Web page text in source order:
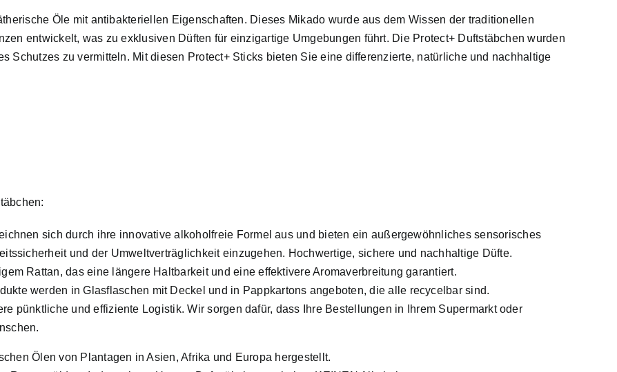
Öle mit antibakteriellen Eigenschaften. Dieses Mikado wurde aus dem Wissen der traditionellen
entwickelt, was zu exklusiven Düften für einzigartige Umgebungen führt. Die Protect+ Duftstäbchen wurden
Schutzes zu vermitteln. Mit diesen Protect+ Sticks bieten Sie eine differenzierte, natürliche und nachhaltige
sich durch ihre innovative alkoholfreie Formel aus und bieten ein außergewöhnliches sensorisches
und der Umweltverträglichkeit einzugehen. Hochwertige, sichere und nachhaltige Düfte.
Rattan, das eine längere Haltbarkeit und eine effektivere Aromaverbreitung garantiert.
werden in Glasflaschen mit Deckel und in Pappkartons angeboten, die alle recycelbar sind.
pünktliche und effiziente Logistik. Wir sorgen dafür, dass Ihre Bestellungen in Ihrem Supermarkt oder
Ölen von Plantagen in Asien, Afrika und Europa hergestellt.